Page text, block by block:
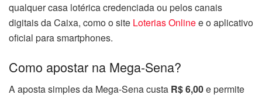
qualquer casa lotérica credenciada ou pelos canais
digitais da Caixa, como o site Loterias Onlinee o aplicativo
oficial para smartphones.
Como apostar na Mega-Sena?
A aposta simples da Mega-Sena custa R$ 6,00e permite